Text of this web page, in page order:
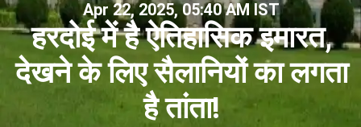
Apr 22, 2025, 05:40 AM IST
हरदोई में है ऐतिहासिक इमारत,
देखने के लिए सैलानियों का लगता
है तांता!